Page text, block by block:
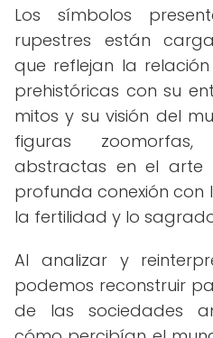
Los símbolos
rupestres están
que reflejan la
prehistóricas con su
mitos y su visión del
figuras
abstractas en el arte
profunda conexión con
la fertilidad y lo
Al analizar y
podemos reconstruir
de las sociedades